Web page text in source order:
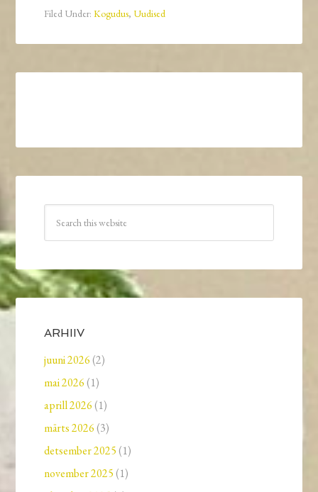
Filed Under:Kogudus, Uudised
ARHIIV
juuni 2026 (2)
mai 2026 (1)
aprill 2026 (1)
märts 2026 (3)
detsember 2025 (1)
november 2025 (1)